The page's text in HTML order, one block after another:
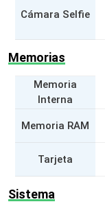
Cámara Selfie
Memorias
Memoria
Interna
Memoria RAM
Tarjeta
Sistema